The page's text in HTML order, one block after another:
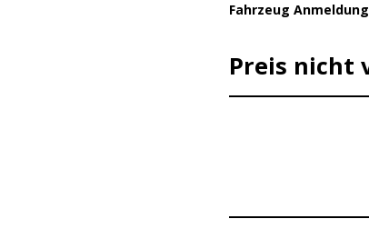
Fahrzeug
Preis nicht